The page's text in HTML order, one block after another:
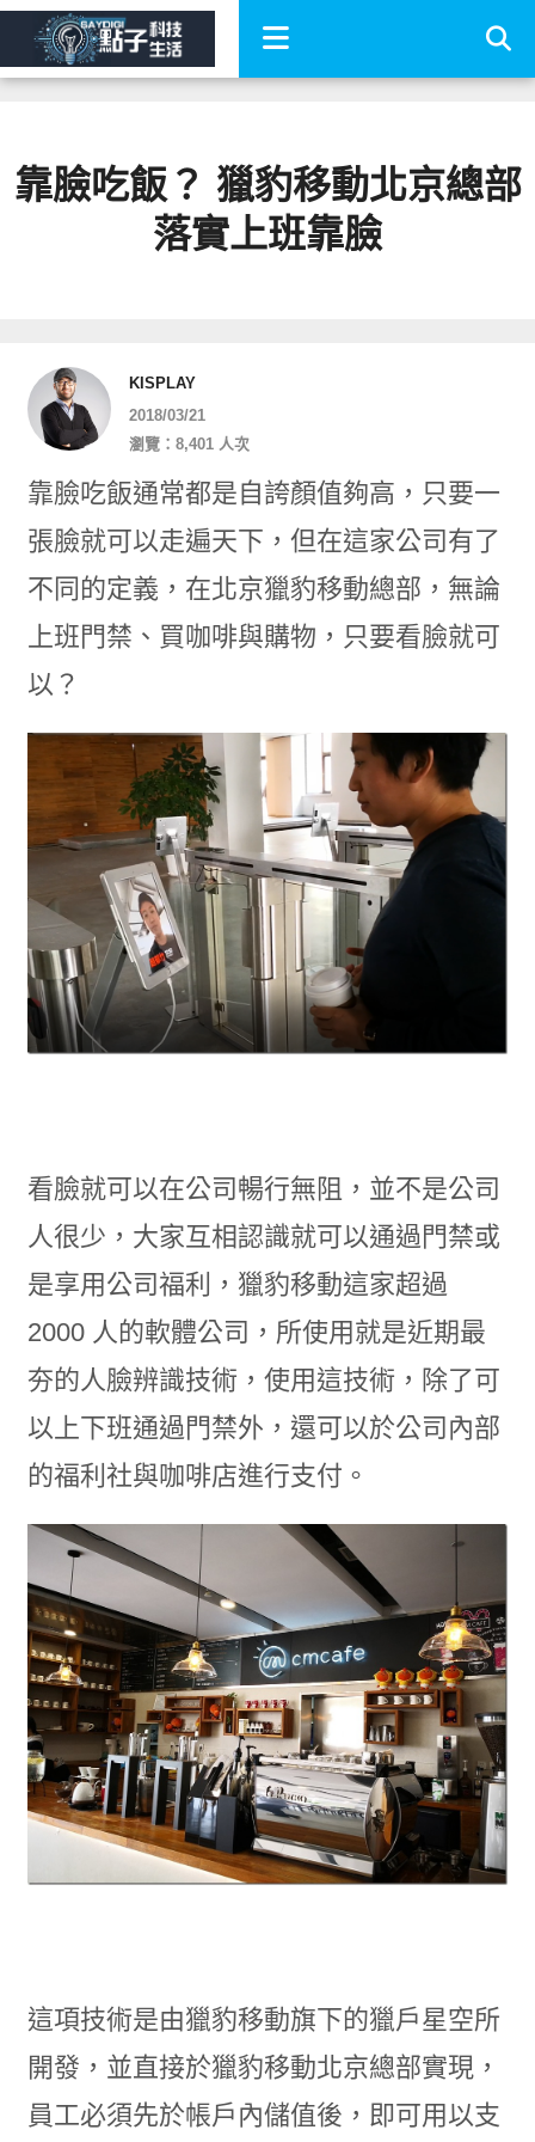
靠臉吃飯？ 獵豹移動北京總部
落實上班靠臉
KISPLAY
2018/03/21
瀏覽：8,401 人次
靠臉吃飯通常都是自誇顏值夠高，只要一
張臉就可以走遍天下，但在這家公司有了
不同的定義，在北京獵豹移動總部，無論
上班門禁、買咖啡與購物，只要看臉就可
以？
看臉就可以在公司暢行無阻，並不是公司
人很少，大家互相認識就可以通過門禁或
是享用公司福利，獵豹移動這家超過
2000 人的軟體公司，所使用就是近期最
夯的人臉辨識技術，使用這技術，除了可
以上下班通過門禁外，還可以於公司內部
的福利社與咖啡店進行支付。
這項技術是由獵豹移動旗下的獵戶星空所
開發，並直接於獵豹移動北京總部實現，
員工必須先於帳戶內儲值後，即可用以支